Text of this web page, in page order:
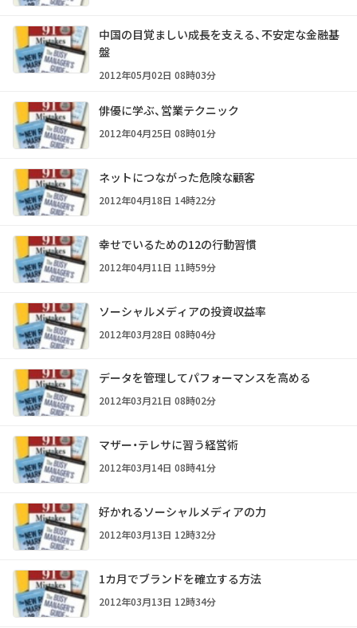
中国の目覚ましい成長を支える、不安定な金融基
盤
2012年05月02日 08時03分
俳優に学ぶ、営業テクニック
2012年04月25日 08時01分
ネットにつながった危険な顧客
2012年04月18日 14時22分
幸せでいるための12の行動習慣
2012年04月11日 11時59分
ソーシャルメディアの投資収益率
2012年03月28日 08時04分
データを管理してパフォーマンスを高める
2012年03月21日 08時02分
マザー・テレサに習う経営術
2012年03月14日 08時41分
好かれるソーシャルメディアの力
2012年03月13日 12時32分
1カ月でブランドを確立する方法
2012年03月13日 12時34分